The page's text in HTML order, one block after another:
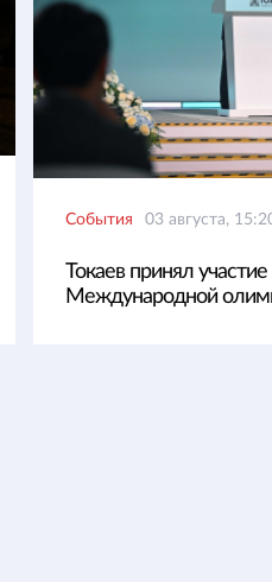
События 03 августа,
Токаев принял
Международной